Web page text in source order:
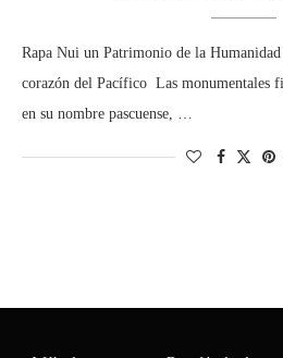
Rapa Nui un Patrimonio de la
corazón del Pacífico Las monumentales
en su nombre pascuense, …